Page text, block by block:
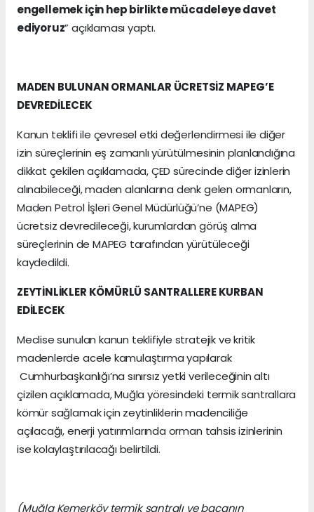
engellemek için hep birlikte mücadeleye davet
ediyoruz” açıklaması yaptı.
MADEN BULUNAN ORMANLAR ÜCRETSİZ MAPEG’E
DEVREDİLECEK
Kanun teklifi ile çevresel etki değerlendirmesi ile diğer
izin süreçlerinin eş zamanlı yürütülmesinin planlandığına
dikkat çekilen açıklamada, ÇED sürecinde diğer izinlerin
alınabileceği, maden alanlarına denk gelen ormanların,
Maden Petrol İşleri Genel Müdürlüğü’ne (MAPEG)
ücretsiz devredileceği, kurumlardan görüş alma
süreçlerinin de MAPEG tarafından yürütüleceği
kaydedildi.
ZEYTİNLİKLER KÖMÜRLÜ SANTRALLERE KURBAN
EDİLECEK
Meclise sunulan kanun teklifiyle stratejik ve kritik
madenlerde acele kamulaştırma yapılarak
Cumhurbaşkanlığı’na sınırsız yetki verileceğinin altı
çizilen açıklamada, Muğla yöresindeki termik santrallara
kömür sağlamak için zeytinliklerin madenciliğe
açılacağı, enerji yatırımlarında orman tahsis izinlerinin
ise kolaylaştırılacağı belirtildi.
(Muğla Kemerköy termik santralı ve bacanın